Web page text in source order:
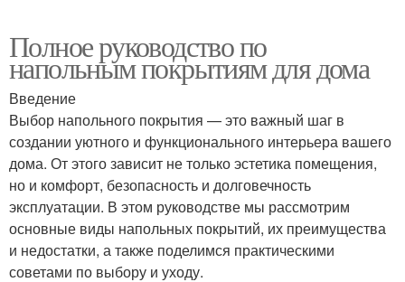
Полное руководство по
напольным покрытиям для дома
Введение
Выбор напольного покрытия — это важный шаг в
создании уютного и функционального интерьера вашего
дома. От этого зависит не только эстетика помещения,
но и комфорт, безопасность и долговечность
эксплуатации. В этом руководстве мы рассмотрим
основные виды напольных покрытий, их преимущества
и недостатки, а также поделимся практическими
советами по выбору и уходу.